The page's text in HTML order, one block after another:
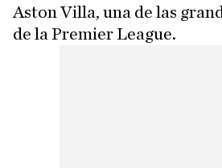
Aston Villa, una de las
de la Premier League.